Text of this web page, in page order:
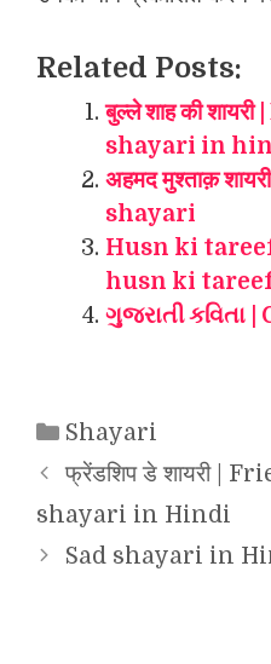
Related Posts:
बुल्ले शाह की
shayari in
अहमद मुश्ताक़
shayari
Husn ki
husn ki
ગુજરાતી કવિતા
Categories
Shayari
फ्रेंडशिप डे शायरी |
shayari in Hindi
Sad shayari in